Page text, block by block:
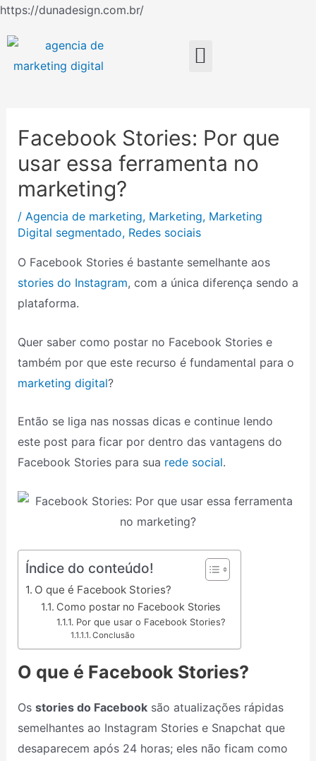
https://dunadesign.com.br/Ir
Menu
Facebook Stories: Por que
usar essa ferramenta no
marketing?
/ Agencia de marketing, Marketing, Marketing
Digital segmentado, Redes sociais
O Facebook Stories é bastante semelhante aos
stories do Instagram, com a única diferença sendo a
plataforma.
Quer saber como postar no Facebook Stories e
também por que este recurso é fundamental para o
marketing digital?
Então se liga nas nossas dicas e continue lendo
este post para ficar por dentro das vantagens do
Facebook Stories para sua rede social.
Índice do conteúdo!
O que é Facebook Stories?
Como postar no Facebook Stories
Por que usar o Facebook Stories?
Conclusão
O que é Facebook Stories?
Os stories do Facebooksão atualizações rápidas
semelhantes ao Instagram Stories e Snapchat que
desaparecem após 24 horas; eles não ficam como
de
Post